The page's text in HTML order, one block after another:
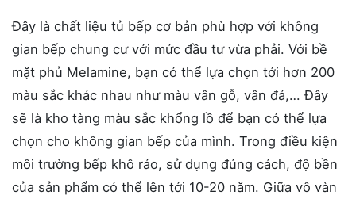
Đây là chất liệu tủ bếp cơ bản phù hợp với không
gian bếp chung cư với mức đầu tư vừa phải. Với bề
mặt phủ Melamine, bạn có thể lựa chọn tới hơn 200
màu sắc khác nhau như màu vân gỗ, vân đá,… Đây
sẽ là kho tàng màu sắc khổng lồ để bạn có thể lựa
chọn cho không gian bếp của mình. Trong điều kiện
môi trường bếp khô ráo, sử dụng đúng cách, độ bền
của sản phẩm có thể lên tới 10-20 năm. Giữa vô vàn